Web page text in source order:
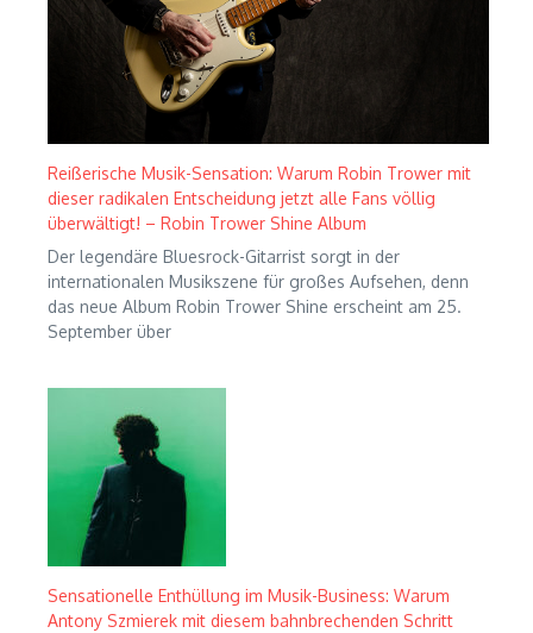
Reißerische Musik-Sensation: Warum Robin Trower mit
dieser radikalen Entscheidung jetzt alle Fans völlig
überwältigt! – Robin Trower Shine Album
Der legendäre Bluesrock-Gitarrist sorgt in der
internationalen Musikszene für großes Aufsehen, denn
das neue Album Robin Trower Shine erscheint am 25.
September über
Sensationelle Enthüllung im Musik-Business: Warum
Antony Szmierek mit diesem bahnbrechenden Schritt